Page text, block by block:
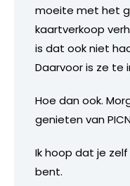
moeite met het
kaartverkoop
is dat ook niet
Daarvoor is ze te
Hoe dan ook.
genieten van
Ik hoop dat je
bent.